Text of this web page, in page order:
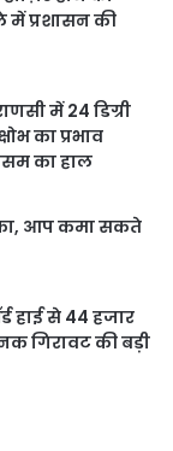
में प्रशासन की
में 24 डिग्री
का प्रभाव
का हाल
आप कमा सकते
हाई से 44 हजार
गिरावट की बड़ी